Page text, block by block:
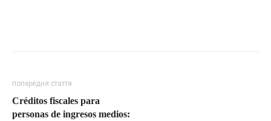
попередня стаття
Créditos fiscales para
personas de ingresos medios: